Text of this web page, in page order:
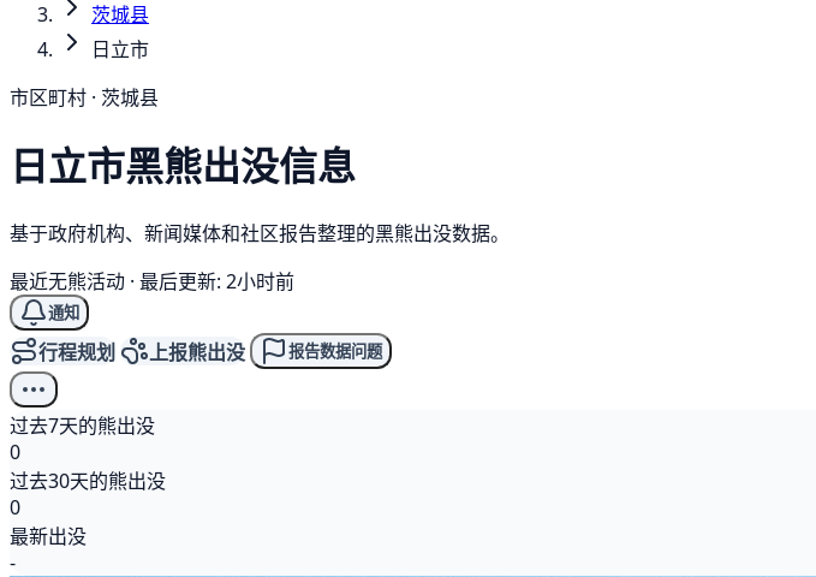
茨城县
日立市
市区町村 · 茨城县
日立市黑熊出没信息
基于政府机构、新闻媒体和社区报告整理的黑熊出没数据。
最近无熊活动 · 最后更新: 2小时前
通知
行程规划 上报熊出没 报告数据问题
过去7天的熊出没
0
过去30天的熊出没
0
最新出没
-